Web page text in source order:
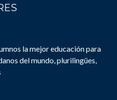
la mejor educación para
del mundo, plurilingües,